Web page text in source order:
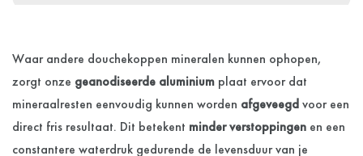
Waar andere douchekoppen mineralen kunnen ophopen,
zorgt onze geanodiseerde aluminium plaat ervoor dat
mineraalresten eenvoudig kunnen worden afgeveegdvoor een
direct fris resultaat. Dit betekent minder verstoppingen en een
constantere waterdruk gedurende de levensduur van je